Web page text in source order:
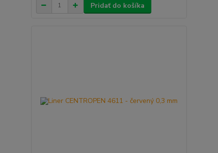
Pridať do košíka